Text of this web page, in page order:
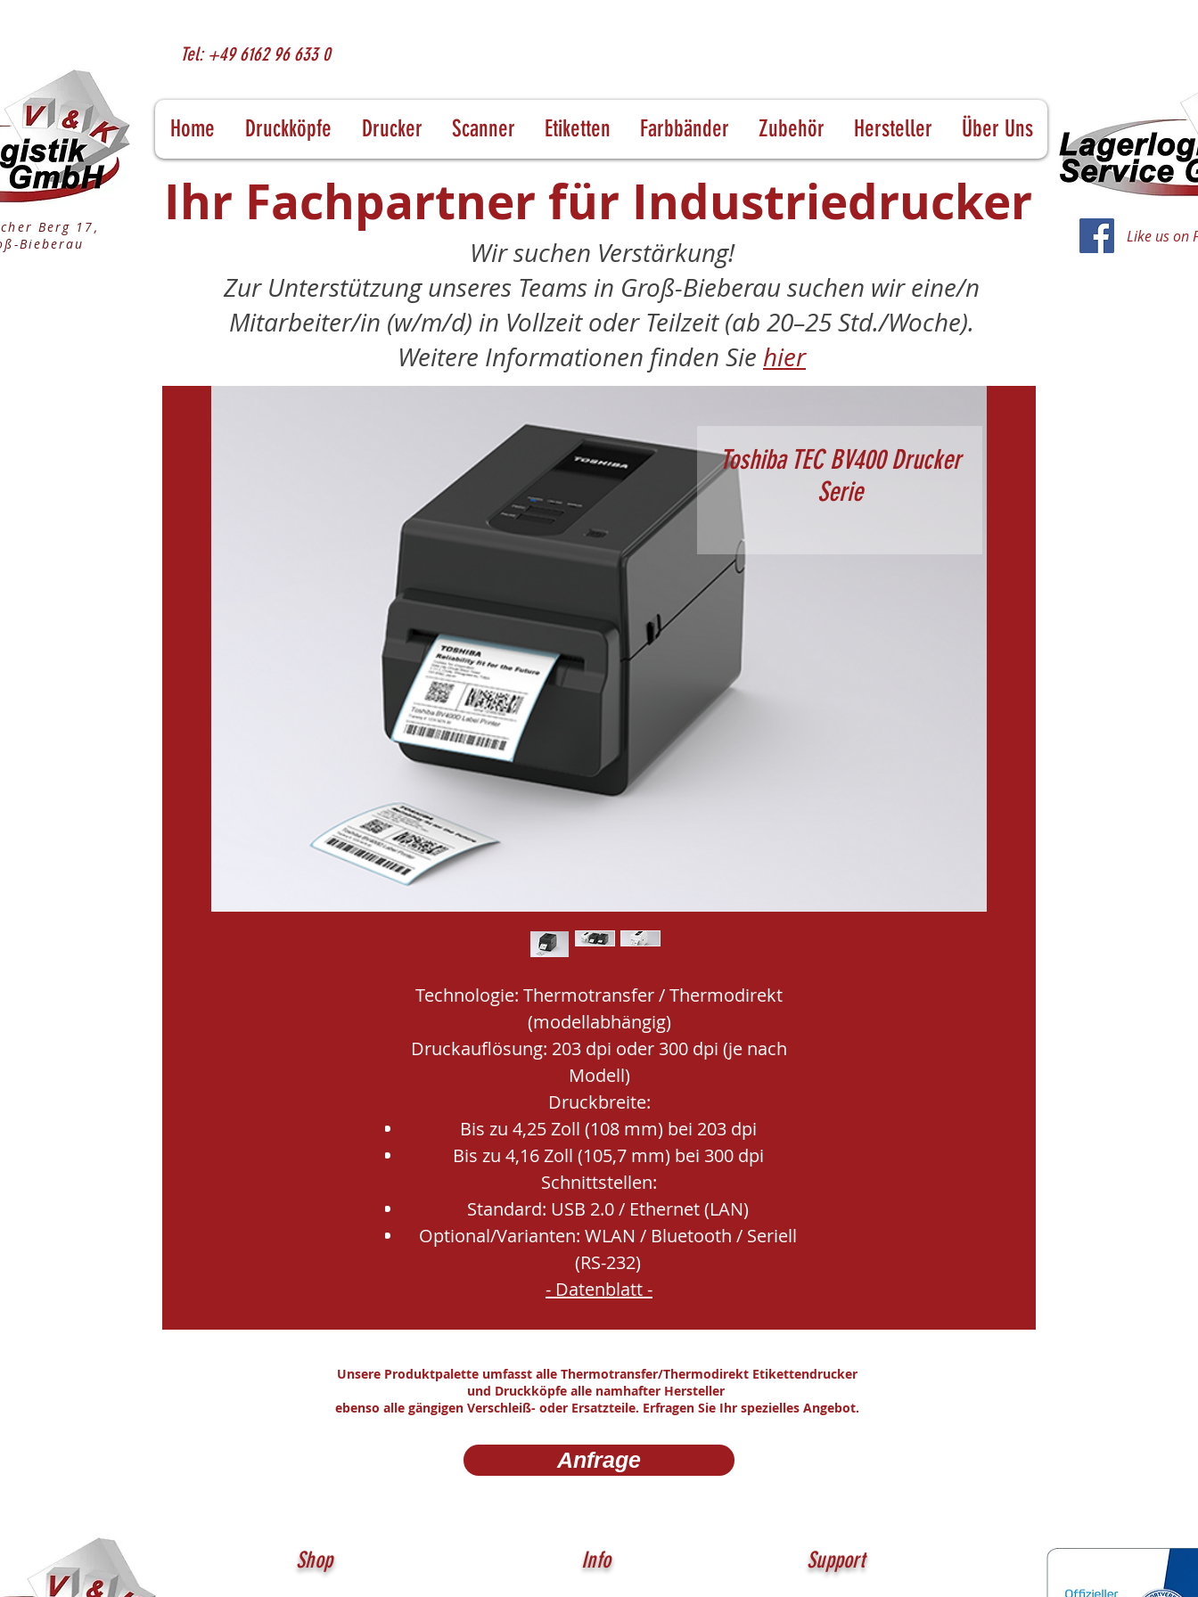
Berg 17,
Bieberau
Tel: +49 6162 96 633 0
Home Druckköpfe Drucker Scanner Etiketten Farbbänder Zubehör Hersteller Über Uns
Ihr Fachpartner für Industriedrucker
Wir suchen Verstärkung!
Zur Unterstützung unseres Teams in Groß-Bieberau suchen wir eine/n
Mitarbeiter/in (w/m/d) in Vollzeit oder Teilzeit (ab 20–25 Std./Woche).
Weitere Informationen finden Sie hier
Like us on
Toshiba TEC BV400 Drucker
Serie
Technologie: Thermotransfer / Thermodirekt
(modellabhängig)
Druckauflösung: 203 dpi oder 300 dpi (je nach
Modell)
Druckbreite:
Bis zu 4,25 Zoll (108 mm) bei 203 dpi
Bis zu 4,16 Zoll (105,7 mm) bei 300 dpi
Schnittstellen:
Standard: USB 2.0 / Ethernet (LAN)
Optional/Varianten: WLAN / Bluetooth / Seriell
(RS-232)
- Datenblatt -
Unsere Produktpalette umfasst alle Thermotransfer/Thermodirekt Etikettendrucker
und Druckköpfe alle namhafter Hersteller
ebenso alle gängigen Verschleiß- oder Ersatzteile. Erfragen Sie Ihr spezielles Angebot.
Anfrage
Shop Info Support